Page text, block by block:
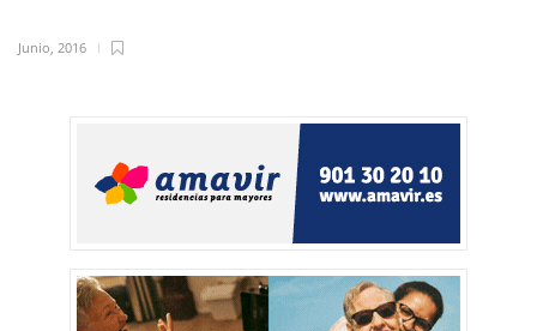
Junio, 2016